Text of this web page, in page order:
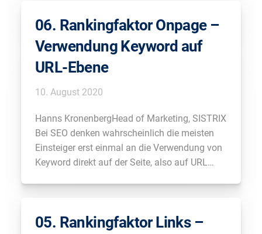
Spiegel Online Ich glaube bei den […]
06. Rankingfaktor Onpage –
Verwendung Keyword auf
URL-Ebene
10. August 2020
Hanns KronenbergHead of Marketing, SISTRIX
Bei SEO denken wahrscheinlich die meisten
Einsteiger erst einmal an die Verwendung von
Keyword direkt auf der Seite, also auf URL
Spiegel Online Wichtig ist […]
05. Rankingfaktor Links –